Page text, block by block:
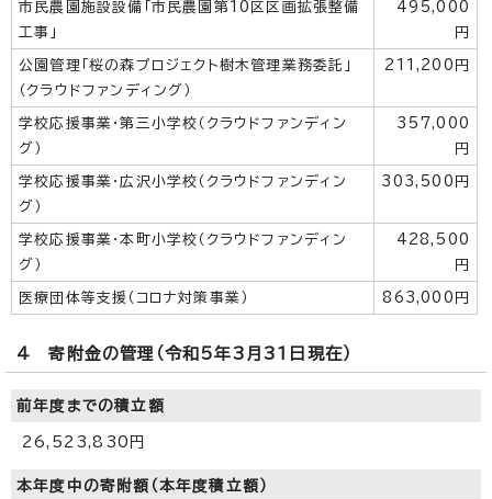
市民農園施設設備「市民農園第10区区画拡張整備
工事」
495,000
円
公園管理「桜の森プロジェクト樹木管理業務委託」
（クラウドファンディング）
211,200円
学校応援事業・第三小学校（クラウドファンディン
グ）
357,000
円
学校応援事業・広沢小学校（クラウドファンディン
グ）
303,500円
学校応援事業・本町小学校（クラウドファンディン
グ）
428,500
円
医療団体等支援（コロナ対策事業） 863,000円
4 寄附金の管理（令和5年3月31日現在）
前年度までの積立額
26,523,830円
本年度中の寄附額（本年度積立額）